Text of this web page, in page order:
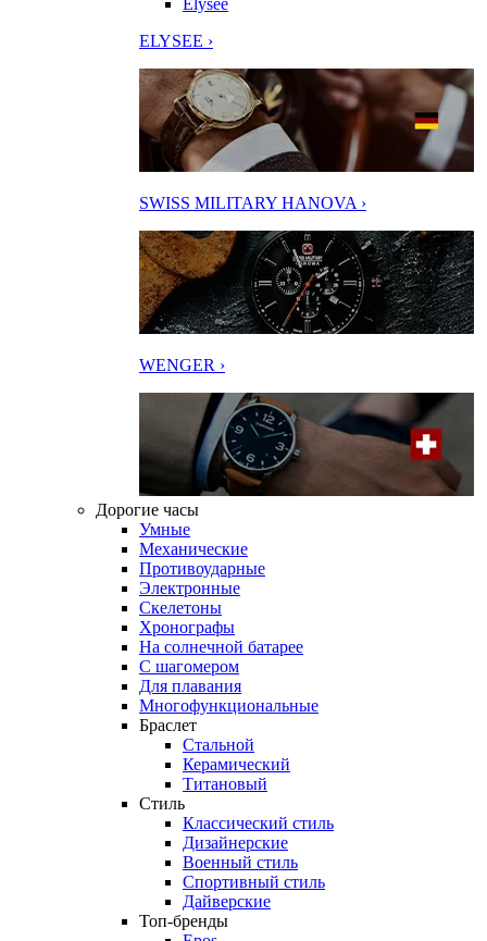
Elysee
ELYSEE ›
SWISS MILITARY HANOVA ›
WENGER ›
Дорогие часы
Умные
Механические
Противоударные
Электронные
Скелетоны
Хронографы
На солнечной батарее
С шагомером
Для плавания
Многофункциональные
Браслет
Стальной
Керамический
Титановый
Стиль
Классический стиль
Дизайнерские
Военный стиль
Спортивный стиль
Дайверские
Топ-бренды